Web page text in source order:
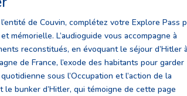
de Couvin, complétez votre Explore Pass
mémorielle. L’audioguide vous accompagne à
reconstitués, en évoquant le séjour d’Hitler à
de France, l’exode des habitants pour garder
sous l’Occupation et l’action de la
le bunker d’Hitler, qui témoigne de cette page